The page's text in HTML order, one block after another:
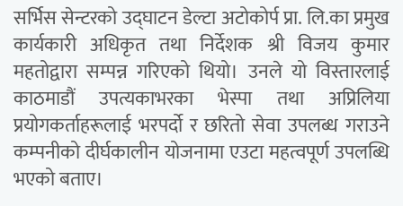
सर्भिस सेन्टरको उद्घाटन डेल्टा अटोकोर्प प्रा. लि.का प्रमुख
कार्यकारी अधिकृत तथा निर्देशक श्री विजय कुमार
महतोद्वारा सम्पन्न गरिएको थियो। उनले यो विस्तारलाई
काठमाडौं उपत्यकाभरका भेस्पा तथा अप्रिलिया
प्रयोगकर्ताहरूलाई भरपर्दो र छरितो सेवा उपलब्ध गराउने
कम्पनीको दीर्घकालीन योजनामा एउटा महत्वपूर्ण उपलब्धि
भएको बताए।